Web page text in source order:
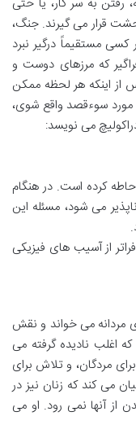
قرار می گیرند. جنگ،
مستقیماً درگیر نبرد
که مرزهای دوست و
اینکه هر لحظه ممکن
مورد سوءقصد واقع شوی،
می نویسد:
کرده است. در هنگام
می شود، مسئله این
از آسیب های فیزیکی
مردانه می خواند و نقش
اغلب نادیده گرفته می
مردگان، و تلاش برای
می کند که زنان نیز در
از آنها نمی رود. او می